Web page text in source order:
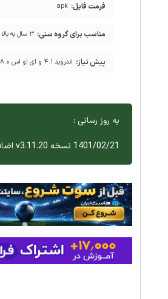
فرمت فایل: apk
مناسب برای گروه سنی: ۳ سال به بالا
پیش نیاز: اندروید ۴.۱ و ای او اس ۸.۰ به بالا
به روز رسانی :
1401/02/21 نسخه v3.11.20 اضافه شد .